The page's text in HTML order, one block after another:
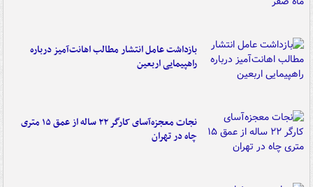
بازداشت عامل انتشار مطالب اهانت‌آمیز درباره
راهپیمایی اربعین
نجات معجزه‌آسای کارگر ۲۲ ساله از عمق ۱۵ متری
چاه در تهران